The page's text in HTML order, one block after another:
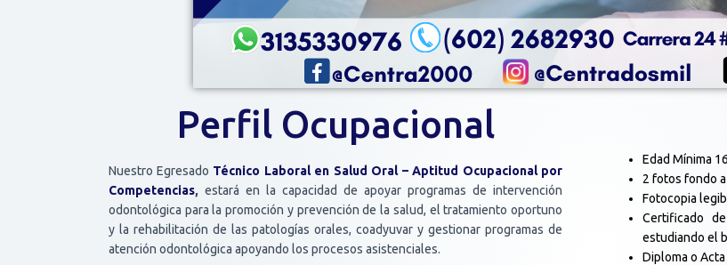
Perfil Ocupacional
Nuestro Egresado Técnico Laboral en Salud Oral – Aptitud Ocupacional por
Competencias, estará en la capacidad de apoyar programas de intervención
odontológica para la promoción y prevención de la salud, el tratamiento oportuno
y la rehabilitación de las patologías orales, coadyuvar y gestionar programas de
atención odontológica apoyando los procesos asistenciales.
Edad Mínima
2 fotos fondo
Fotocopia
Certificado
estudiando el
Diploma o